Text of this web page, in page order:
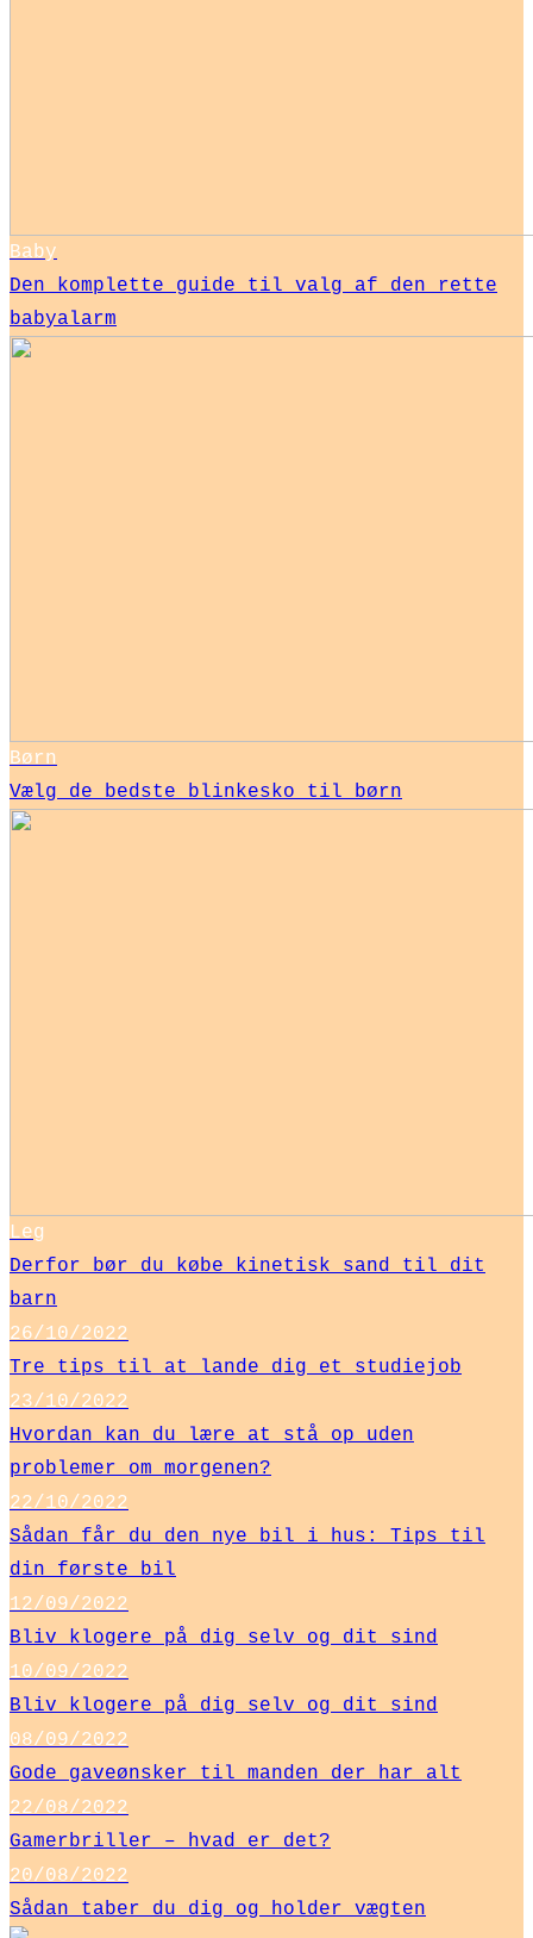
Baby
Den komplette guide til valg af den rette
babyalarm
Børn
Vælg de bedste blinkesko til børn
Leg
Derfor bør du købe kinetisk sand til dit
barn
26/10/2022
Tre tips til at lande dig et studiejob
23/10/2022
Hvordan kan du lære at stå op uden
problemer om morgenen?
22/10/2022
Sådan får du den nye bil i hus: Tips til
din første bil
12/09/2022
Bliv klogere på dig selv og dit sind
10/09/2022
Bliv klogere på dig selv og dit sind
08/09/2022
Gode gaveønsker til manden der har alt
22/08/2022
Gamerbriller – hvad er det?
20/08/2022
Sådan taber du dig og holder vægten